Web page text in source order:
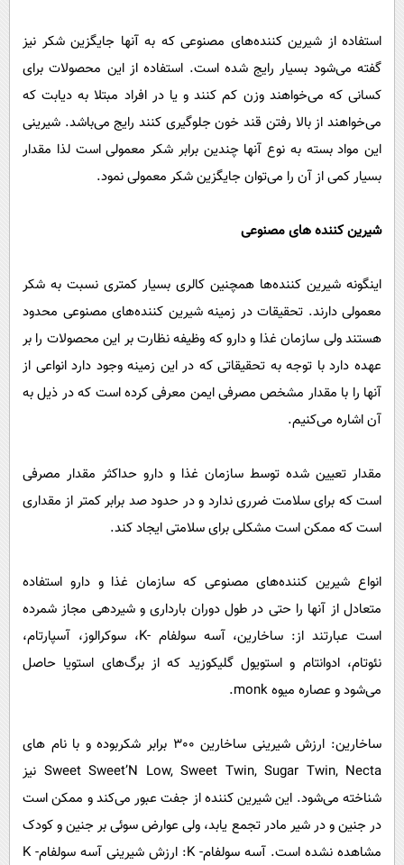
فناوری
گوناگون
سلامت
حیات وحش
سیاست خارجی
روانشناسی
آشپزی
دانلود
استفاده از شیرین کننده‌های مصنوعی که به آنها جایگزین شکر نیز
گفته می‌شود بسیار رایج شده است. استفاده از این محصولات برای
کسانی که می‌خواهند وزن کم کنند و یا در افراد مبتلا به دیابت که
می‌خواهند از بالا رفتن قند خون جلوگیری کنند رایج می‌باشد. شیرینی
این مواد بسته به نوع آنها چندین برابر شکر معمولی است لذا مقدار
بسیار کمی از آن را می‌توان جایگزین شکر معمولی نمود.
شیرین کننده های مصنوعی
اینگونه شیرین کننده‌ها همچنین کالری بسیار کمتری نسبت به شکر
معمولی دارند. تحقیقات در زمینه شیرین کننده‌های مصنوعی محدود
هستند ولی سازمان غذا و دارو که وظیفه نظارت بر این محصولات را بر
عهده دارد با توجه به تحقیقاتی که در این زمینه وجود دارد انواعی از
آنها را با مقدار مشخص مصرفی ایمن معرفی کرده است که در ذیل به
آن اشاره می‌کنیم.
مقدار تعیین شده توسط سازمان غذا و دارو حداکثر مقدار مصرفی
است که برای سلامت ضرری ندارد و در حدود صد برابر کمتر از مقداری
است که ممکن است مشکلی برای سلامتی ایجاد کند.
انواع شیرین کننده‌های مصنوعی که سازمان غذا و دارو استفاده
متعادل از آنها را حتی در طول دوران بارداری و شیردهی مجاز شمرده
است عبارتند از: ساخارین، آسه سولفام -K، سوکرالوز، آسپارتام،
نئوتام، ادوانتام و استویول گلیکوزید که از برگ‌های استویا حاصل
می‌‌شود و عصاره میوه monk.
ساخارین: ارزش شیرینی ساخارین 300 برابر شکربوده و با نام های
Sweet Sweet’N Low, Sweet Twin, Sugar Twin, Necta نیز
شناخته می‌‌شود. این شیرین کننده از جفت عبور می‌‌کند و ممکن است
در جنین و در شیر مادر تجمع یابد، ولی عوارض سوئی بر جنین و کودک
مشاهده نشده است. آسه سولفام- K: ارزش شیرینی آسه سولفام- K